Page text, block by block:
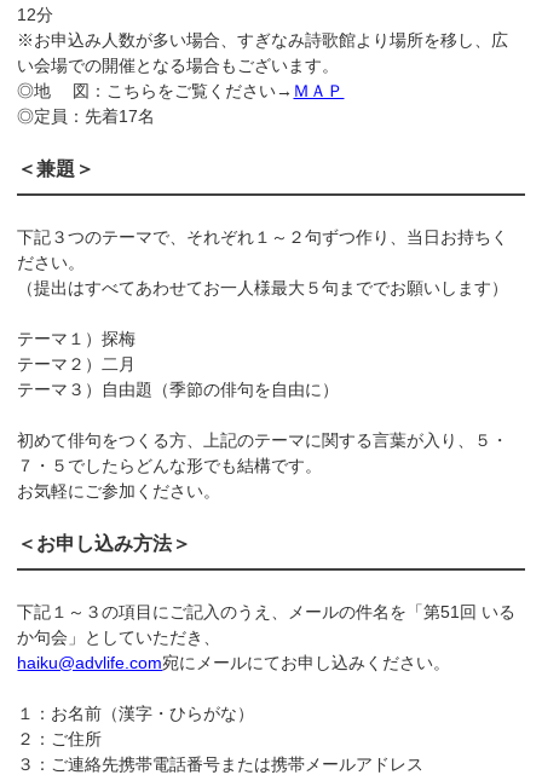
12分
※お申込み人数が多い場合、すぎなみ詩歌館より場所を移し、広
い会場での開催となる場合もございます。
◎地 図：こちらをご覧ください→ ＭＡＰ
◎定員：先着17名
＜兼題＞
下記３つのテーマで、それぞれ１～２句ずつ作り、当日お持ちく
ださい。
（提出はすべてあわせてお一人様最大５句まででお願いします）
テーマ１）探梅
テーマ２）二月
テーマ３）自由題（季節の俳句を自由に）
初めて俳句をつくる方、上記のテーマに関する言葉が入り、５・
７・５でしたらどんな形でも結構です。
お気軽にご参加ください。
＜お申し込み方法＞
下記１～３の項目にご記入のうえ、メールの件名を「第51回 いる
か句会」としていただき、
haiku@advlife.com宛にメールにてお申し込みください。
１：お名前（漢字・ひらがな）
２：ご住所
３：ご連絡先携帯電話番号または携帯メールアドレス